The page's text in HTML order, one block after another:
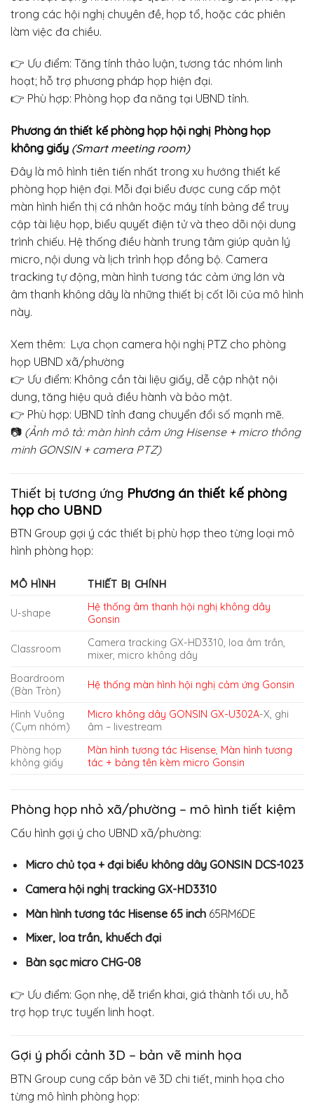
trong các hội nghị chuyên đề, họp tổ, hoặc các phiên
làm việc đa chiều.
👉 Ưu điểm: Tăng tính thảo luận, tương tác nhóm linh
hoạt; hỗ trợ phương pháp họp hiện đại.
👉 Phù hợp: Phòng họp đa năng tại UBND tỉnh.
Phương án thiết kế phòng họp hội nghị Phòng họp
không giấy (Smart meeting room)
Đây là mô hình tiên tiến nhất trong xu hướng thiết kế
phòng họp hiện đại. Mỗi đại biểu được cung cấp một
màn hình hiển thị cá nhân hoặc máy tính bảng để truy
cập tài liệu họp, biểu quyết điện tử và theo dõi nội dung
trình chiếu. Hệ thống điều hành trung tâm giúp quản lý
micro, nội dung và lịch trình họp đồng bộ. Camera
tracking tự động, màn hình tương tác cảm ứng lớn và
âm thanh không dây là những thiết bị cốt lõi của mô hình
này.
Xem thêm: Lựa chọn camera hội nghị PTZ cho phòng
họp UBND xã/phường
👉 Ưu điểm: Không cần tài liệu giấy, dễ cập nhật nội
dung, tăng hiệu quả điều hành và bảo mật.
👉 Phù hợp: UBND tỉnh đang chuyển đổi số mạnh mẽ.
📷 (Ảnh mô tả: màn hình cảm ứng Hisense + micro thông
minh GONSIN + camera PTZ)
Thiết bị tương ứng Phương án thiết kế phòng
họp cho UBND
BTN Group gợi ý các thiết bị phù hợp theo từng loại mô
hình phòng họp:
MÔ HÌNH THIẾT BỊ CHÍNH
U-shape
Hệ thống âm thanh hội nghị không dây
Gonsin
Classroom
Camera tracking GX-HD3310, loa âm trần,
mixer, micro không dây
Boardroom
(Bàn Tròn)
Hệ thống màn hình hội nghị cảm ứng Gonsin
Hình Vuông
(Cụm nhóm)
Micro không dây GONSIN GX-U302A-X, ghi
âm – livestream
Phòng họp
không giấy
Màn hình tương tác Hisense, Màn hình tương
tác + bảng tên kèm micro Gonsin
Phòng họp nhỏ xã/phường – mô hình tiết kiệm
Cấu hình gợi ý cho UBND xã/phường:
Micro chủ tọa + đại biểu không dây GONSIN DCS-1023
Camera hội nghị tracking GX-HD3310
Màn hình tương tác Hisense 65 inch65RM6DE
Mixer, loa trần, khuếch đại
Bàn sạc micro CHG-08
👉 Ưu điểm: Gọn nhẹ, dễ triển khai, giá thành tối ưu, hỗ
trợ họp trực tuyến linh hoạt.
Gợi ý phối cảnh 3D – bản vẽ minh họa
BTN Group cung cấp bản vẽ 3D chi tiết, minh họa cho
từng mô hình phòng họp: